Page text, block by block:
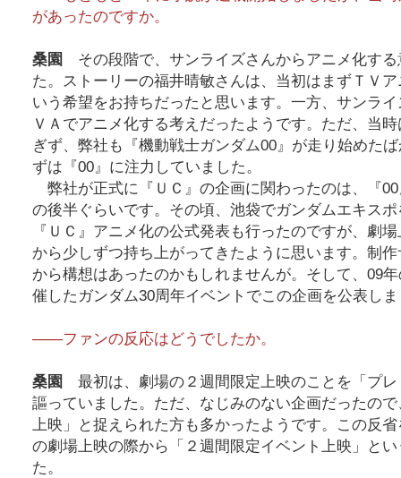
があったのですか。
桑園
その段階で、サンライズさんからアニメ化す
た。ストーリーの福井晴敏さんは、当初はまずＴＶ
いう希望をお持ちだったと思います。一方、サンラ
ＶＡでアニメ化する考えだったようです。ただ、当
ぎず、弊社も『機動戦士ガンダム00』が走り始めた
ずは『00』に注力していました。
弊社が正式に『ＵＣ』の企画に関わったのは、『
の後半ぐらいです。その頃、池袋でガンダムエキス
『ＵＣ』アニメ化の公式発表も行ったのですが、劇
から少しずつ持ち上がってきたように思います。制
から構想はあったのかもしれませんが。そして、09
催したガンダム30周年イベントでこの企画を公表し
――ファンの反応はどうでしたか。
桑園
最初は、劇場の２週間限定上映のことを「プ
謳っていました。ただ、なじみのない企画だったの
上映」と捉えられた方も多かったようです。この反
の劇場上映の際から「２週間限定イベント上映」と
た。